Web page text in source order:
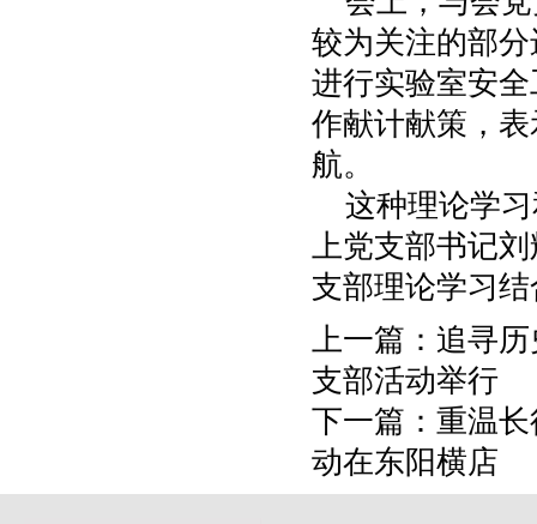
较为关注的部
进行实验室安
作献计献策，
航。
这种理论学习
上党支部书记
支部理论学习
上一篇： 追寻
支部活动举行
下一篇： 重温
动在东阳横店